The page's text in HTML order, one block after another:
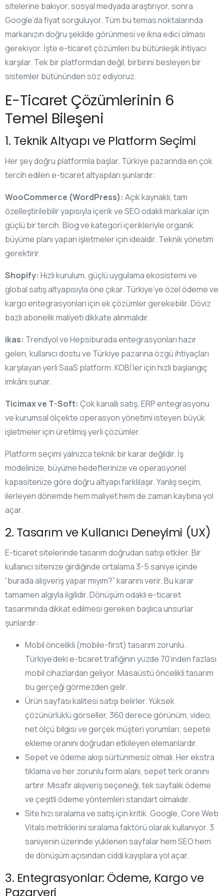
sitelerine bakıyor, sosyal medyada araştırıyor, sonra
Google’da fiyat sorguluyor. Tüm bu temas noktalarında
markanızın doğru şekilde görünmesi ve ikna edici olması
gerekiyor. İşte e-ticaret çözümleri bu bütünleşik ihtiyacı
karşılar. Tek bir platformdan değil, birbirini besleyen bir
sistemler bütününden söz ediyoruz.
E-Ticaret Çözümlerinin 6
Temel Bileşeni
1. Teknik Altyapı ve Platform Seçimi
Her şey doğru platformla başlar. Türkiye pazarında en çok
tercih edilen e-ticaret altyapıları şunlardır:
WooCommerce (WordPress): Açık kaynaklı, tam
özelleştirilebilir yapısıyla içerik ve SEO odaklı markalar için
güçlü bir tercih. Blog ve kategori içerikleriyle organik
büyüme planı yapan işletmeler için idealdir. Teknik yönetim
gerektirir.
Shopify: Hızlı kurulum, güçlü uygulama ekosistemi ve
global satış altyapısıyla öne çıkar. Türkiye’ye özel ödeme ve
kargo entegrasyonları için ek çözümler gerekebilir. Döviz
bazlı abonelik maliyeti dikkate alınmalıdır.
ikas: Trendyol ve Hepsiburada entegrasyonları hazır
gelen, kullanıcı dostu ve Türkiye pazarına özgü ihtiyaçları
karşılayan yerli SaaS platform. KOBİ’ler için hızlı başlangıç
imkânı sunar.
Ticimax ve T-Soft: Çok kanallı satış, ERP entegrasyonu
ve kurumsal ölçekte operasyon yönetimi isteyen büyük
işletmeler için üretilmiş yerli çözümler.
Platform seçimi yalnızca teknik bir karar değildir. İş
modelinize, büyüme hedeflerinize ve operasyonel
kapasitenize göre doğru altyapı farklılaşır. Yanlış seçim,
ilerleyen dönemde hem maliyet hem de zaman kaybına yol
açar.
2. Tasarım ve Kullanıcı Deneyimi (UX)
E-ticaret sitelerinde tasarım doğrudan satışı etkiler. Bir
kullanıcı sitenize girdiğinde ortalama 3-5 saniye içinde
“burada alışveriş yapar mıyım?” kararını verir. Bu karar
tamamen algıyla ilgilidir. Dönüşüm odaklı e-ticaret
tasarımında dikkat edilmesi gereken başlıca unsurlar
şunlardır:
Mobil öncelikli (mobile-first) tasarım zorunlu.
Türkiye’deki e-ticaret trafiğinin yüzde 70’inden fazlası
mobil cihazlardan geliyor. Masaüstü öncelikli tasarım
bu gerçeği görmezden gelir.
Ürün sayfası kalitesi satışı belirler. Yüksek
çözünürlüklü görseller, 360 derece görünüm, video,
net ölçü bilgisi ve gerçek müşteri yorumları; sepete
ekleme oranını doğrudan etkileyen elemanlardır.
Sepet ve ödeme akışı sürtünmesiz olmalı. Her ekstra
tıklama ve her zorunlu form alanı, sepet terk oranını
artırır. Misafir alışveriş seçeneği, tek sayfalık ödeme
ve çeşitli ödeme yöntemleri standart olmalıdır.
Site hızı sıralama ve satış için kritik. Google, Core Web
Vitals metriklerini sıralama faktörü olarak kullanıyor. 3
saniyenin üzerinde yüklenen sayfalar hem SEO hem
de dönüşüm açısından ciddi kayıplara yol açar.
3. Entegrasyonlar: Ödeme, Kargo ve
Pazaryeri